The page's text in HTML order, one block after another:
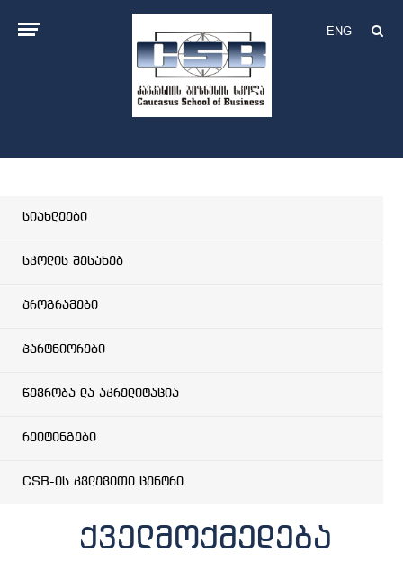
ENG
სიახლეები
სკოლის შესახებ
პროგრამები
პარტნიორები
წევრობა და აკრედიტაცია
რეიტინგები
CSB-ის კვლევითი ცენტრი
ქველმოქმედება